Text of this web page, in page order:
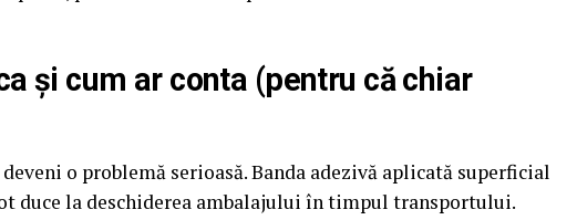
și cum ar conta (pentru că chiar
o problemă serioasă. Banda adezivă aplicată superficial
duce la deschiderea ambalajului în timpul transportului.